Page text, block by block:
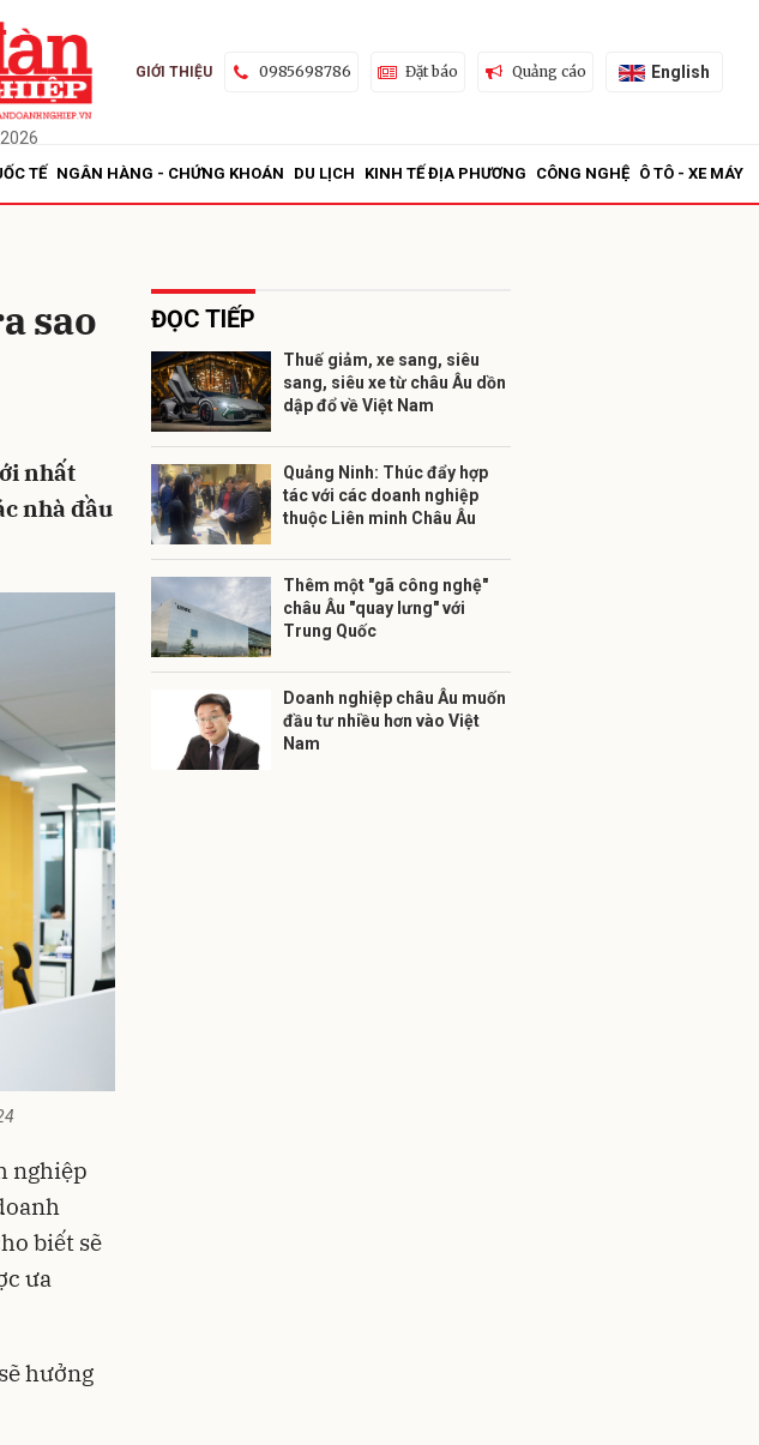
GIỚI THIỆU 0985698786 Đặt báo Quảng cáo English
TẾ NGÂN HÀNG - CHỨNG KHOÁN DU LỊCH KINH TẾ ĐỊA PHƯƠNG CÔNG NGHỆ Ô TÔ - XE MÁY
sao
nhất
nhà đầu
nghiệp
biết sẽ
ưa
hưởng
ĐỌC TIẾP
Thuế giảm, xe sang, siêu
sang, siêu xe từ châu Âu dồn
dập đổ về Việt Nam
Quảng Ninh: Thúc đẩy hợp
tác với các doanh nghiệp
thuộc Liên minh Châu Âu
Thêm một "gã công nghệ"
châu Âu "quay lưng" với
Trung Quốc
Doanh nghiệp châu Âu muốn
đầu tư nhiều hơn vào Việt
Nam
Gửi